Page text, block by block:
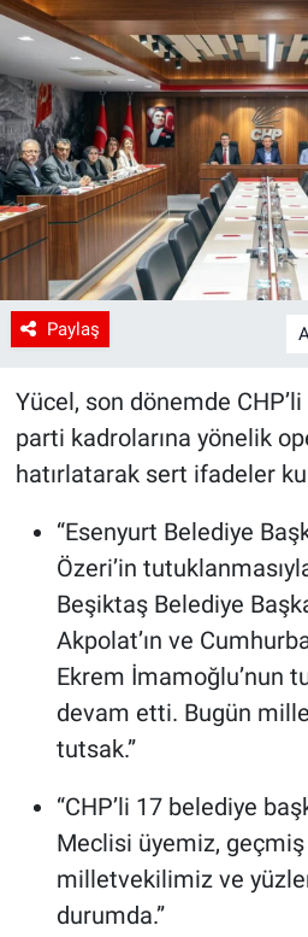
Paylaş
Yücel, son dönemde
parti kadrolarına yönelik
hatırlatarak sert ifadeler
“Esenyurt Belediye
Özeri’in
Beşiktaş Belediye
Akpolat’ın ve
Ekrem İmamoğlu’nun
devam etti. Bugün
tutsak.”
“CHP’li 17 belediye
Meclisi üyemiz,
milletvekilimiz ve
durumda.”